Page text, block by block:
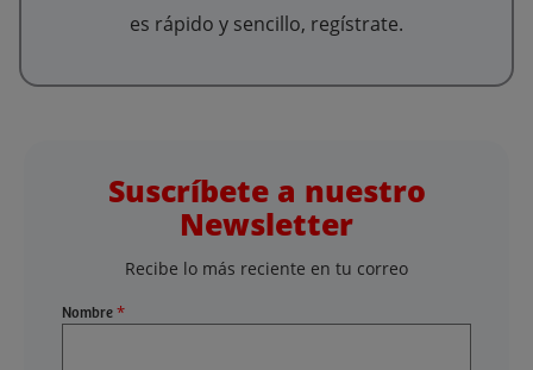
Línea gratuita nacional: (+57) 601 794 8532